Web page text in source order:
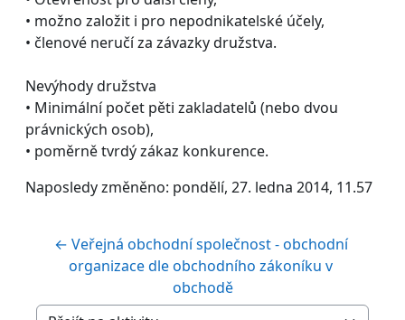
• možno založit i pro nepodnikatelské účely,
• členové neručí za závazky družstva.
Nevýhody družstva
• Minimální počet pěti zakladatelů (nebo dvou
právnických osob),
• poměrně tvrdý zákaz konkurence.
Naposledy změněno: pondělí, 27. ledna 2014, 11.57
← Veřejná obchodní společnost - obchodní
organizace dle obchodního zákoníku v
obchodě